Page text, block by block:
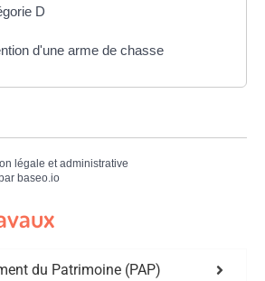
D
d'une arme de chasse
légale et administrative
baseo.io
du Patrimoine (PAP)